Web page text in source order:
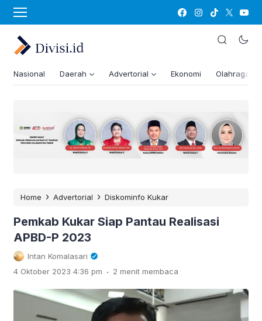
Nasional Daerah Advertorial Ekonomi Olahraga
Home › Advertorial › Diskominfo Kukar
Pemkab Kukar Siap Pantau Realisasi
APBD-P 2023
Intan Komalasari
4 Oktober 2023 4:36 pm . 2 menit membaca